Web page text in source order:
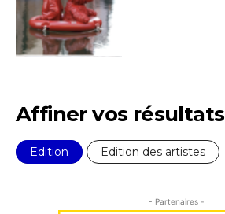
* Champ obligatoire
Prénom
J'accepte lestermes et conditions
Affiner vos résultats
Edition Edition des artistes
- Partenaires -